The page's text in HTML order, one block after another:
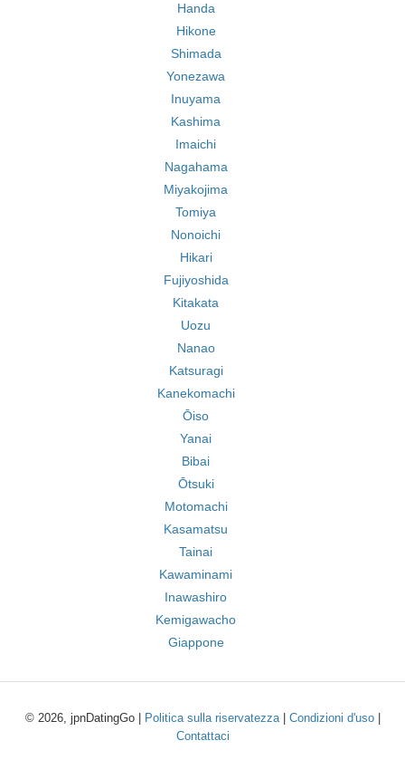
Handa
Hikone
Shimada
Yonezawa
Inuyama
Kashima
Imaichi
Nagahama
Miyakojima
Tomiya
Nonoichi
Hikari
Fujiyoshida
Kitakata
Uozu
Nanao
Katsuragi
Kanekomachi
Ōiso
Yanai
Bibai
Ōtsuki
Motomachi
Kasamatsu
Tainai
Kawaminami
Inawashiro
Kemigawacho
Giappone
© 2026, jpnDatingGo | Politica sulla riservatezza| Condizioni d'uso|
Contattaci